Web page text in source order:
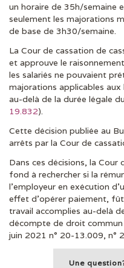
un horaire de 35h/semaine
seulement les majorations
de base de 3h30/semaine.
La Cour de cassation de
et approuve le
les salariés ne pouvaient
majorations applicables
au-delà de la durée légale
19.832).
Cette décision publiée au
arrêts par la Cour de
Dans ces décisions, la Cour
fond à rechercher si la
l’employeur en exécution
effet d’opérer paiement,
travail accomplies au-delà
décompte de droit commun
juin 2021 n° 20-13.009, n°
Une